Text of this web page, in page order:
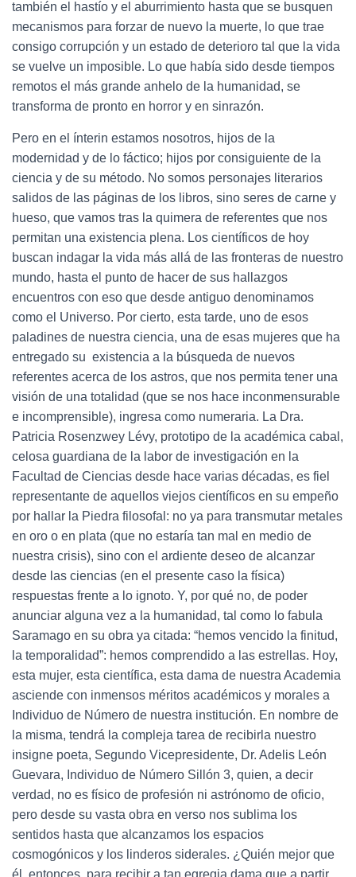
también el hastío y el aburrimiento hasta que se busquen
mecanismos para forzar de nuevo la muerte, lo que trae
consigo corrupción y un estado de deterioro tal que la vida
se vuelve un imposible. Lo que había sido desde tiempos
remotos el más grande anhelo de la humanidad, se
transforma de pronto en horror y en sinrazón.
Pero en el ínterin estamos nosotros, hijos de la
modernidad y de lo fáctico; hijos por consiguiente de la
ciencia y de su método. No somos personajes literarios
salidos de las páginas de los libros, sino seres de carne y
hueso, que vamos tras la quimera de referentes que nos
permitan una existencia plena. Los científicos de hoy
buscan indagar la vida más allá de las fronteras de nuestro
mundo, hasta el punto de hacer de sus hallazgos
encuentros con eso que desde antiguo denominamos
como el Universo. Por cierto, esta tarde, uno de esos
paladines de nuestra ciencia, una de esas mujeres que ha
entregado su existencia a la búsqueda de nuevos
referentes acerca de los astros, que nos permita tener una
visión de una totalidad (que se nos hace inconmensurable
e incomprensible), ingresa como numeraria. La Dra.
Patricia Rosenzwey Lévy, prototipo de la académica cabal,
celosa guardiana de la labor de investigación en la
Facultad de Ciencias desde hace varias décadas, es fiel
representante de aquellos viejos científicos en su empeño
por hallar la Piedra filosofal: no ya para transmutar metales
en oro o en plata (que no estaría tan mal en medio de
nuestra crisis), sino con el ardiente deseo de alcanzar
desde las ciencias (en el presente caso la física)
respuestas frente a lo ignoto. Y, por qué no, de poder
anunciar alguna vez a la humanidad, tal como lo fabula
Saramago en su obra ya citada: “hemos vencido la finitud,
la temporalidad”: hemos comprendido a las estrellas. Hoy,
esta mujer, esta científica, esta dama de nuestra Academia
asciende con inmensos méritos académicos y morales a
Individuo de Número de nuestra institución. En nombre de
la misma, tendrá la compleja tarea de recibirla nuestro
insigne poeta, Segundo Vicepresidente, Dr. Adelis León
Guevara, Individuo de Número Sillón 3, quien, a decir
verdad, no es físico de profesión ni astrónomo de oficio,
pero desde su vasta obra en verso nos sublima los
sentidos hasta que alcanzamos los espacios
cosmogónicos y los linderos siderales. ¿Quién mejor que
él, entonces, para recibir a tan egregia dama que a partir